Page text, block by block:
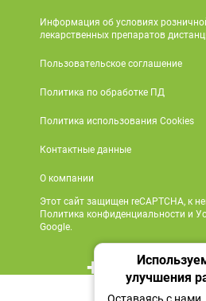
Нет в
Информация об условиях
лекарственных препаратов
Пользовательское соглашение
Политика по обработке ПД
Политика использования Cookies
Контактные данные
О компании
Этот сайт защищен reCAPTCHA, к
Политика конфиденциальности и
Google.
+7 495
Мы в социальных
улучшения